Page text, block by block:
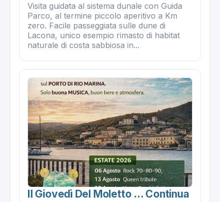
Visita guidata al sistema dunale con Guida
Parco, al termine piccolo aperitivo a Km
zero. Facile passeggiata sulle dune di
Lacona, unico esempio rimasto di habitat
naturale di costa sabbiosa in...
Il Giovedì Del Moletto ... Continua